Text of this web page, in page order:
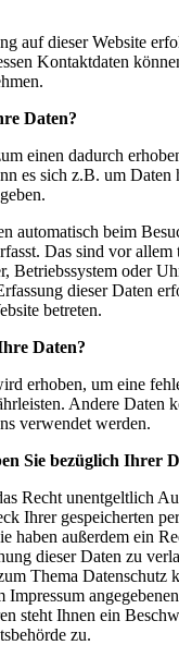
auf dieser Website
Kontaktdaten
Daten?
einen dadurch
es sich z.B. um Daten
automatisch beim
Das sind vor allem
Betriebssystem oder
dieser Daten
betreten.
Daten?
erhoben, um eine
Andere Daten
verwendet werden.
Sie bezüglich Ihrer
Recht unentgeltlich
Ihrer gespeicherten
haben außerdem ein
dieser Daten zu
Thema Datenschutz
Impressum
steht Ihnen ein
zu.